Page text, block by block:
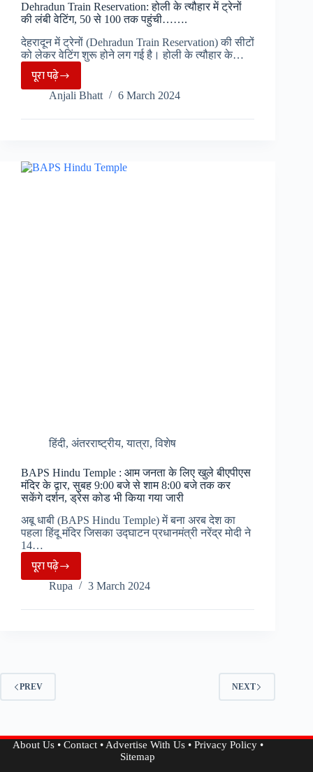
Dehradun Train Reservation: होली के त्यौहार में ट्रेनों
की लंबी वेटिंग, 50 से 100 तक पहुंची…….
देहरादून में ट्रेनों (Dehradun Train Reservation) की सीटों
को लेकर वेटिंग शुरू होने लग गई है। होली के त्यौहार के…
पूरा पढ़ेDehradun
Train
Reservation:
त्यौहार
Anjali Bhatt 6 March 2024
हिंदी, अंतरराष्ट्रीय,यात्रा,विशेष
BAPS Hindu Temple : आम जनता के लिए खुले बीएपीएस
मंदिर के द्वार, सुबह 9:00 बजे से शाम 8:00 बजे तक कर
सकेंगे दर्शन, ड्रेस कोड भी किया गया जारी
अबू धाबी (BAPS Hindu Temple) में बना अरब देश का
पहला हिंदू मंदिर जिसका उद्घाटन प्रधानमंत्री नरेंद्र मोदी ने
14…
पूरा पढ़ेBAPS
Hindu
Temple
के
लिए
मंदिर
Rupa 3 March 2024
PREV NEXT
About Us• Contact•Advertise With Us• Privacy Policy•
Sitemap